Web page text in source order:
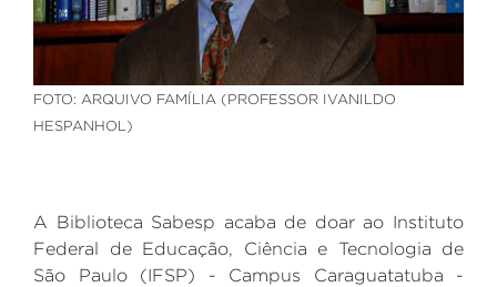
FOTO: ARQUIVO FAMÍLIA (PROFESSOR IVANILDO
HESPANHOL)
A Biblioteca Sabesp acaba de doar ao Instituto
Federal de Educação, Ciência e Tecnologia de
São Paulo (IFSP) - Campus Caraguatatuba -